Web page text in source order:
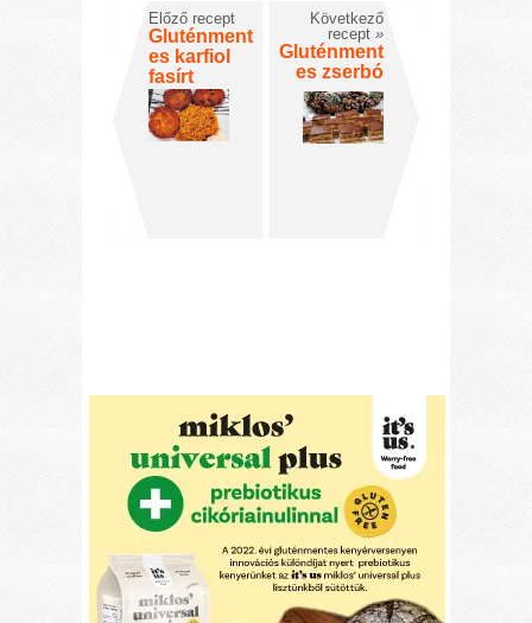
Előző recept
Gluténment
es karfiol
fasírt
Következő
recept »
Gluténment
es zserbó